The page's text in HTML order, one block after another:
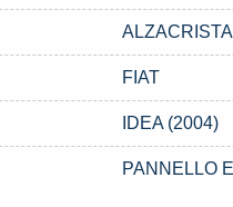
FIAT
IDEA (2004)
PANNELLO